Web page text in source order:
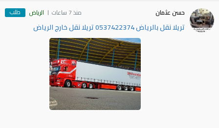
حسن عثمان منذ 7 ساعات الرياض طلب
تريلا نقل بالرياض 0537422374 تريلا نقل خارج الرياض